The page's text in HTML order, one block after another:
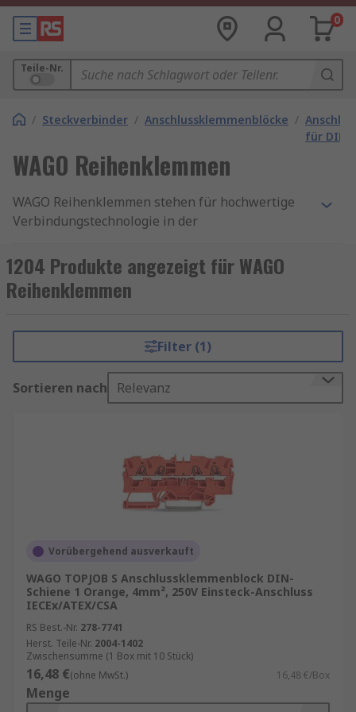
0
Teile-Nr.
/ Steckverbinder / Anschlussklemmenblöcke /
für DIN-
WAGO Reihenklemmen
WAGO Reihenklemmen stehen für hochwertige
Verbindungstechnologie in der
Schaltschrankbau oder in der Gebäudetechnik -
die innovativen Reihenklemmen von WAGO
überzeugen durch ihre Zuverlässigkeit und
sind die erste Wahl, wenn es um zuverlässige
und effiziente Verbindungslösungen in der
Elektroinstallation geht. Mit innovativer
Technologie, einfacher Handhabung und
Elektroinstallationen.
Vorteile von WAGO
Reihenklemmen
Präzise Verbindungen für professionelle
Anwendungen:Die WAGO Reihenklemmen
bieten eine präzise und sichere Verbindung von
Leitern aller Art. Egal, ob es sich um starre oder
flexible Leiter handelt, die Klemmtechnologie von
WAGO ermöglicht eine zuverlässige
Kontaktierung. Die Klemmen sind in
1204 Produkte angezeigt für WAGO
Reihenklemmen
Filter (1)
Sortieren nach Relevanz
Vorübergehend ausverkauft
WAGO TOPJOB S Anschlussklemmenblock DIN-
Schiene 1 Orange, 4mm², 250V Einsteck-Anschluss
IECEx/ATEX/CSA
RS Best.-Nr. 278-7741
Herst. Teile-Nr. 2004-1402
Zwischensumme (1 Box mit 10 Stück)
16,48 €(ohne MwSt.) 16,48 €/Box
Menge